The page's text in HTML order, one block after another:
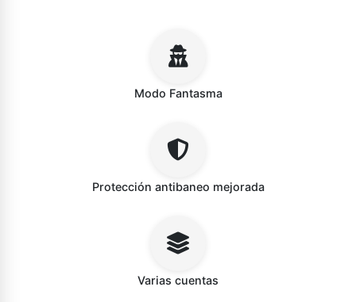
Modo Fantasma
Protección antibaneo mejorada
Varias cuentas